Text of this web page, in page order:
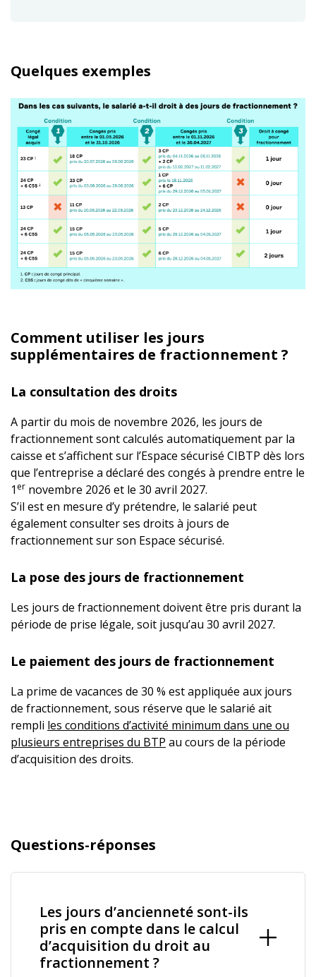
Quelques exemples
Comment utiliser les jours
supplémentaires de fractionnement ?
La consultation des droits
A partir du mois de novembre 2026, les jours de
fractionnement sont calculés automatiquement par la
caisse et s’affichent sur l’Espace sécurisé CIBTP dès lors
que l’entreprise a déclaré des congés à prendre entre le
1 er novembre 2026 et le 30 avril 2027.
S’il est en mesure d’y prétendre, le salarié peut
également consulter ses droits à jours de
fractionnement sur son Espace sécurisé.
La pose des jours de fractionnement
Les jours de fractionnement doivent être pris durant la
période de prise légale, soit jusqu’au 30 avril 2027.
Le paiement des jours de fractionnement
La prime de vacances de 30 % est appliquée aux jours
de fractionnement, sous réserve que le salarié ait
rempli les conditions d’activité minimum dans une ou
plusieurs entreprises du BTP au cours de la période
d’acquisition des droits.
Questions-réponses
Les jours d’ancienneté sont-ils
pris en compte dans le calcul
d’acquisition du droit au
fractionnement ?